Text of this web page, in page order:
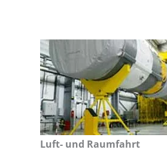
Luft- und Raumfahrt